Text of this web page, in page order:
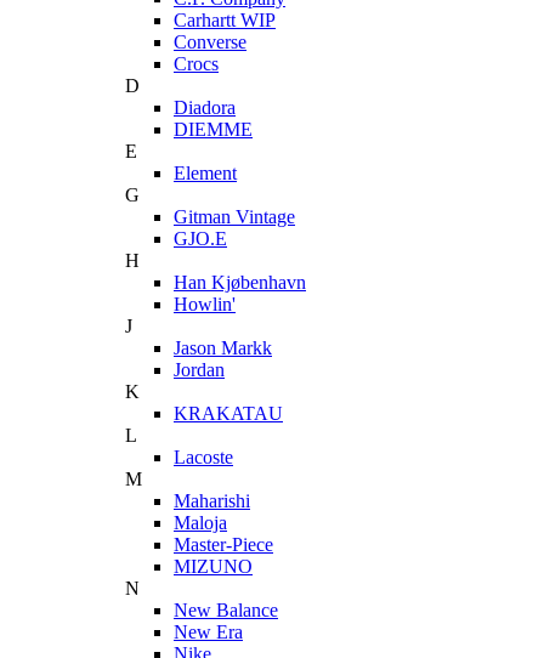
Carhartt WIP
Converse
Crocs
D
Diadora
DIEMME
E
Element
G
Gitman Vintage
GJO.E
H
Han Kjøbenhavn
Howlin'
J
Jason Markk
Jordan
K
KRAKATAU
L
Lacoste
M
Maharishi
Maloja
Master-Piece
MIZUNO
N
New Balance
New Era
Nike